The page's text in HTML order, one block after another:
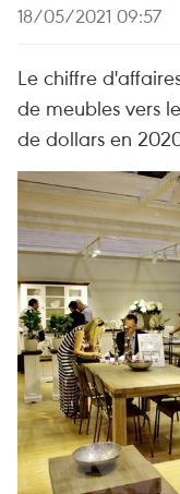
18/05/2021 09:57
Le chiffre
de meubles vers
de dollars en